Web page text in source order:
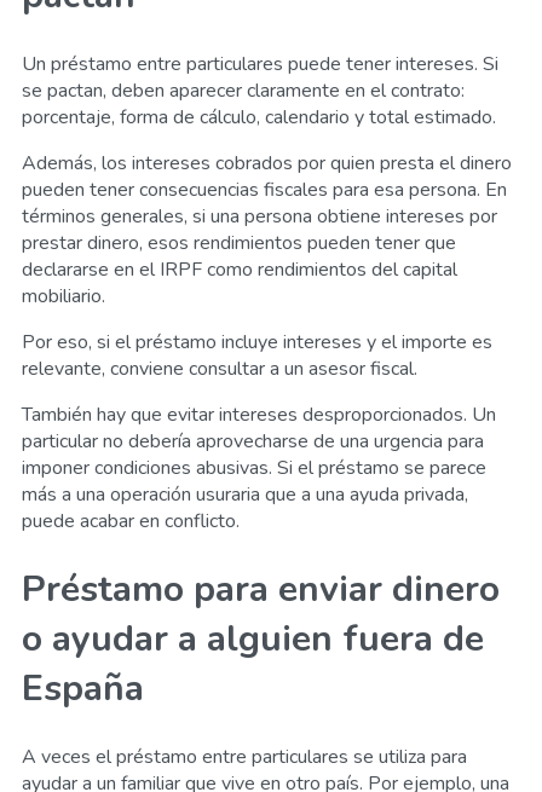
Un préstamo entre particulares puede tener intereses. Si
se pactan, deben aparecer claramente en el contrato:
porcentaje, forma de cálculo, calendario y total estimado.
Además, los intereses cobrados por quien presta el dinero
pueden tener consecuencias fiscales para esa persona. En
términos generales, si una persona obtiene intereses por
prestar dinero, esos rendimientos pueden tener que
declararse en el IRPF como rendimientos del capital
mobiliario.
Por eso, si el préstamo incluye intereses y el importe es
relevante, conviene consultar a un asesor fiscal.
También hay que evitar intereses desproporcionados. Un
particular no debería aprovecharse de una urgencia para
imponer condiciones abusivas. Si el préstamo se parece
más a una operación usuraria que a una ayuda privada,
puede acabar en conflicto.
Préstamo para enviar dinero
o ayudar a alguien fuera de
España
A veces el préstamo entre particulares se utiliza para
ayudar a un familiar que vive en otro país. Por ejemplo, una